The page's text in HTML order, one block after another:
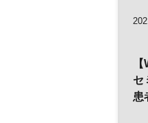
セ
患